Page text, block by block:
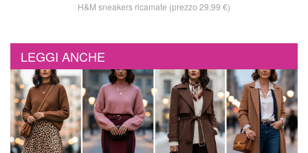
H&M sneakers ricamate (prezzo 29,99 €)
LEGGI ANCHE